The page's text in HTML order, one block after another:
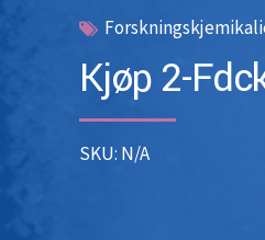
Kjøp 2-
SKU: N/A